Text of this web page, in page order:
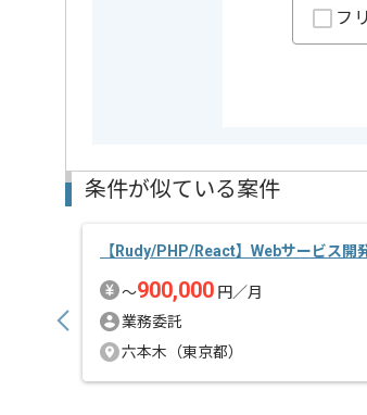
※上記に似た
クラウド
フ
条件が似ている案件
【Rudy/PHP/React】Webサービス開
〜900,000 円／月
業務委託
六本木（東京都）